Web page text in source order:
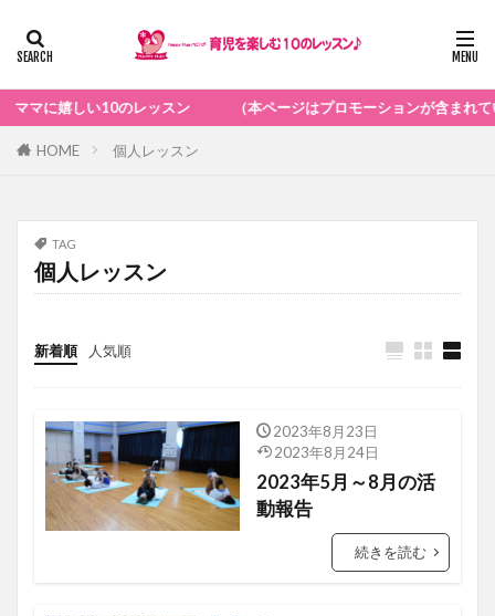
レッスン （本ページはプロモーションが含まれています）
HOME 個人レッスン
TAG
個人レッスン
新着順 人気順
アロマ講座
2023年8月23日
2023年8月24日
2023年5月～8月の活
動報告
続きを読む